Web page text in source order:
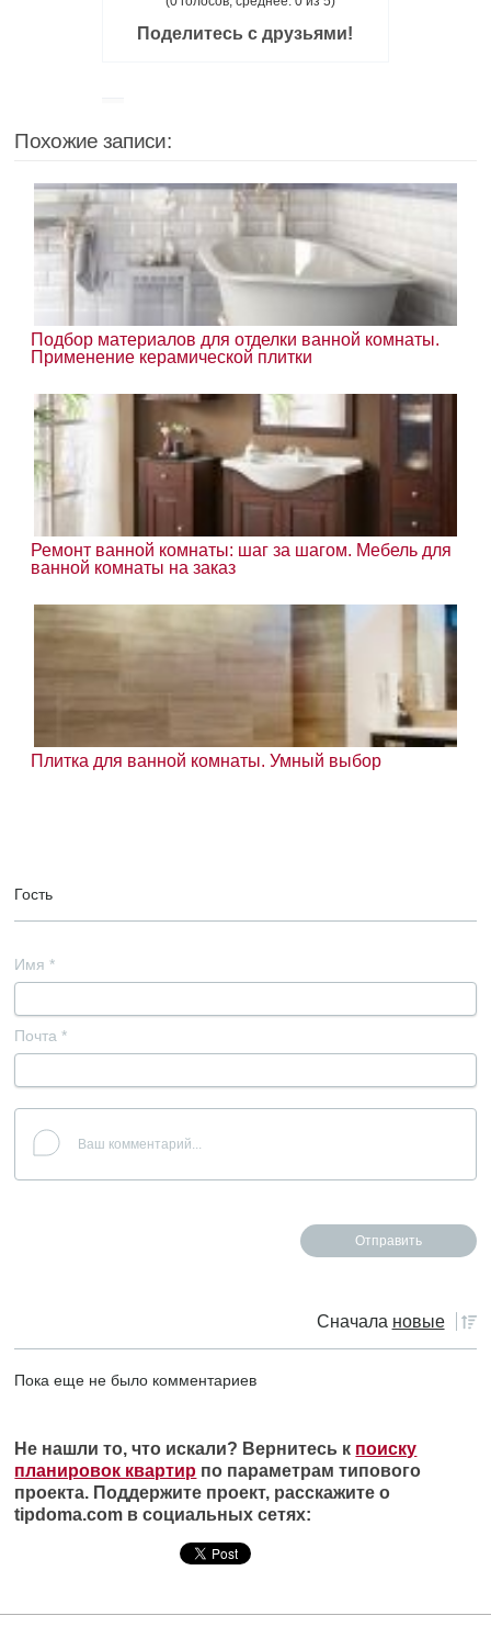
Поделитесь с друзьями!
Похожие записи:
Подбор материалов для отделки ванной комнаты.
Применение керамической плитки
Ремонт ванной комнаты: шаг за шагом. Мебель для
ванной комнаты на заказ
Плитка для ванной комнаты. Умный выбор
Гость
Имя *
Почта *
Сначала новые
Пока еще не было комментариев
Не нашли то, что искали? Вернитесь к поиску
планировок квартир по параметрам типового
проекта. Поддержите проект, расскажите о
tipdoma.com в социальных сетях: